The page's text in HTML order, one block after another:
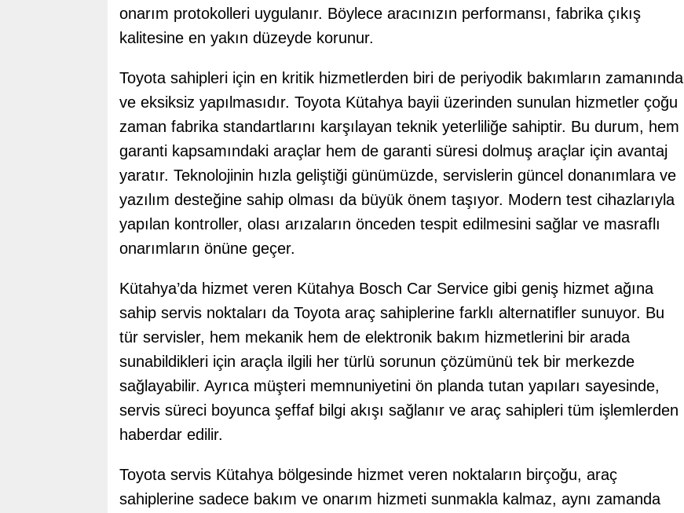
onarım protokolleri uygulanır. Böylece aracınızın performansı, fabrika çıkış
kalitesine en yakın düzeyde korunur.
Toyota sahipleri için en kritik hizmetlerden biri de periyodik bakımların zamanında
ve eksiksiz yapılmasıdır. Toyota Kütahya bayii üzerinden sunulan hizmetler çoğu
zaman fabrika standartlarını karşılayan teknik yeterliliğe sahiptir. Bu durum, hem
garanti kapsamındaki araçlar hem de garanti süresi dolmuş araçlar için avantaj
yaratır. Teknolojinin hızla geliştiği günümüzde, servislerin güncel donanımlara ve
yazılım desteğine sahip olması da büyük önem taşıyor. Modern test cihazlarıyla
yapılan kontroller, olası arızaların önceden tespit edilmesini sağlar ve masraflı
onarımların önüne geçer.
Kütahya’da hizmet veren Kütahya Bosch Car Service gibi geniş hizmet ağına
sahip servis noktaları da Toyota araç sahiplerine farklı alternatifler sunuyor. Bu
tür servisler, hem mekanik hem de elektronik bakım hizmetlerini bir arada
sunabildikleri için araçla ilgili her türlü sorunun çözümünü tek bir merkezde
sağlayabilir. Ayrıca müşteri memnuniyetini ön planda tutan yapıları sayesinde,
servis süreci boyunca şeffaf bilgi akışı sağlanır ve araç sahipleri tüm işlemlerden
haberdar edilir.
Toyota servis Kütahya bölgesinde hizmet veren noktaların birçoğu, araç
sahiplerine sadece bakım ve onarım hizmeti sunmakla kalmaz, aynı zamanda